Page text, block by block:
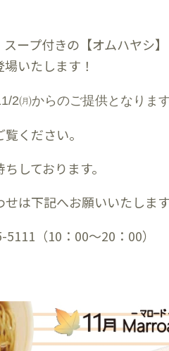
ープ付きの【オムハヤシ
いたします！
2㈪からのご提供となります
ください。
しております。
は下記へお願いいたします
（10：00～20：00）